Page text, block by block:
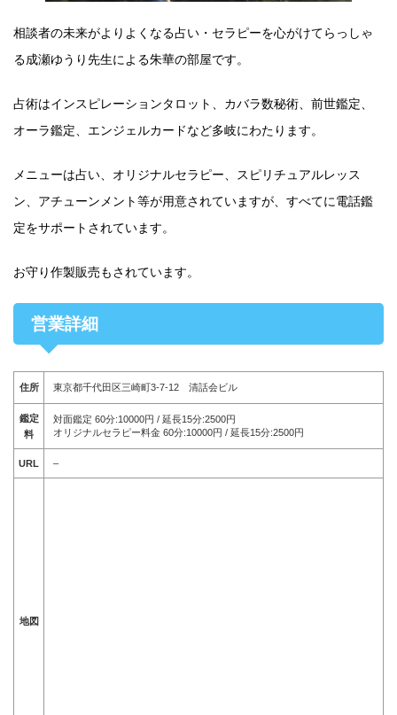
相談者の未来がよりよくなる占い・セラピーを心がけてらっしゃ
る成瀬ゆうり先生による朱華の部屋です。
占術はインスピレーションタロット、カバラ数秘術、前世鑑定、
オーラ鑑定、エンジェルカードなど多岐にわたります。
メニューは占い、オリジナルセラピー、スピリチュアルレッス
ン、アチューンメント等が用意されていますが、すべてに電話鑑
定をサポートされています。
お守り作製販売もされています。
営業詳細
住所 東京都千代田区三崎町3-7-12 清話会ビル
鑑定
料
対面鑑定 60分:10000円 / 延長15分:2500円
オリジナルセラピー料金 60分:10000円 / 延長15分:2500円
URL –
地図